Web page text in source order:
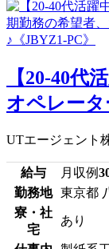
【20-40代
オペレータ
UTエージェント
給与 月収例
勤務地
東京都
寮・社
宅
あり